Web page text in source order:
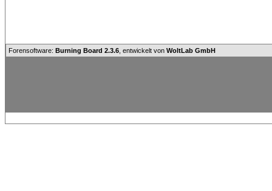
Forensoftware: Burning Board 2.3.6 , entwickelt von WoltLab GmbH